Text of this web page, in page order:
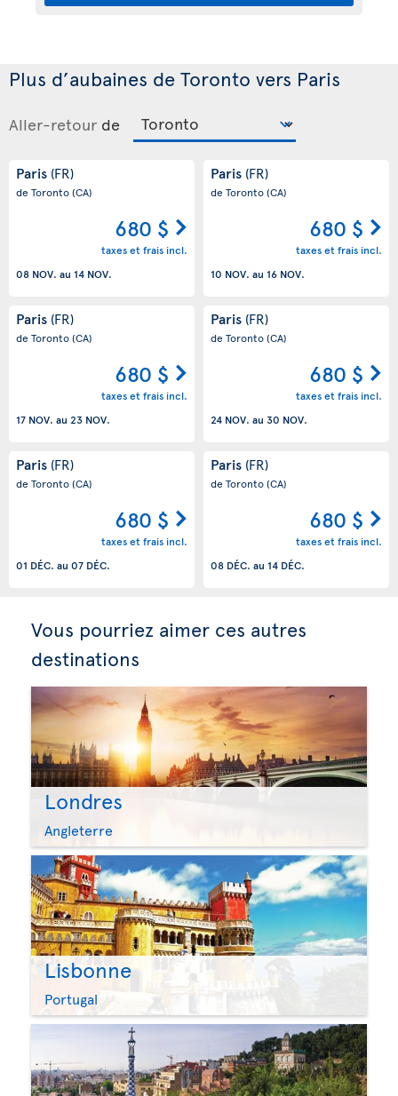
Plus d’aubaines de Toronto vers Paris
Aller-retour de
Paris (FR)
de Toronto(CA)
680 $
taxes et frais incl.
08 NOV. au 14 NOV.
Paris (FR)
de Toronto(CA)
680 $
taxes et frais incl.
10 NOV. au 16 NOV.
Paris (FR)
de Toronto(CA)
680 $
taxes et frais incl.
17 NOV. au 23 NOV.
Paris (FR)
de Toronto(CA)
680 $
taxes et frais incl.
24 NOV. au 30 NOV.
Paris (FR)
de Toronto(CA)
680 $
taxes et frais incl.
01 DÉC. au 07 DÉC.
Paris (FR)
de Toronto(CA)
680 $
taxes et frais incl.
08 DÉC. au 14 DÉC.
Vous pourriez aimer ces autres
destinations
Londres
Angleterre
Lisbonne
Portugal